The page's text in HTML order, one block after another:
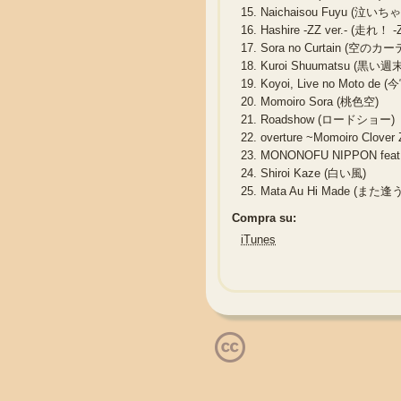
15. Naichaisou Fuyu (泣いち
16. Hashire -ZZ ver.- (走れ！ -
17. Sora no Curtain (空のカー
18. Kuroi Shuumatsu (黒い週
19. Koyoi, Live no Moto de (
20. Momoiro Sora (桃色空)
21. Roadshow (ロードショー)
22. overture ~Momoiro
23. MONONOFU NIPPON
24. Shiroi Kaze (白い風)
25. Mata Au Hi Made (また逢
Compra su:
iTunes